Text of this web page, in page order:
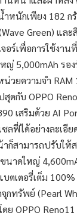
หนักเพียง 182 ก
Green) แล
อร์เพื่อการใช้งา
ญ่ 5,000mAh รอง
วยความจำ RAM
ดกับ OPPO
เสริมด้วย AI
ฟี่ได้อย่างละเอีย
ก็สามารถปรับให้
นาดใหญ่
บตเตอรี่เต็ม
กทรัพย์ (Pearl
ย OPPO